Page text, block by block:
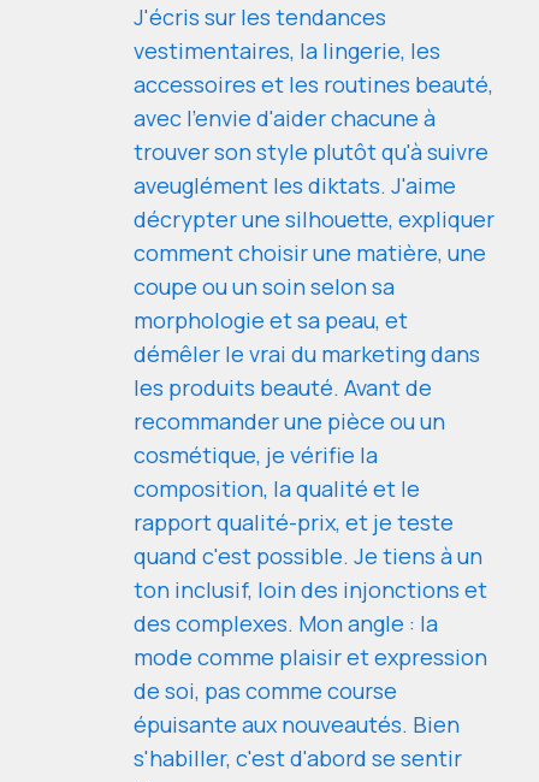
J'écris sur les tendances
vestimentaires, la lingerie, les
accessoires et les routines beauté,
avec l'envie d'aider chacune à
trouver son style plutôt qu'à suivre
aveuglément les diktats. J'aime
décrypter une silhouette, expliquer
comment choisir une matière, une
coupe ou un soin selon sa
morphologie et sa peau, et
démêler le vrai du marketing dans
les produits beauté. Avant de
recommander une pièce ou un
cosmétique, je vérifie la
composition, la qualité et le
rapport qualité-prix, et je teste
quand c'est possible. Je tiens à un
ton inclusif, loin des injonctions et
des complexes. Mon angle : la
mode comme plaisir et expression
de soi, pas comme course
épuisante aux nouveautés. Bien
s'habiller, c'est d'abord se sentir